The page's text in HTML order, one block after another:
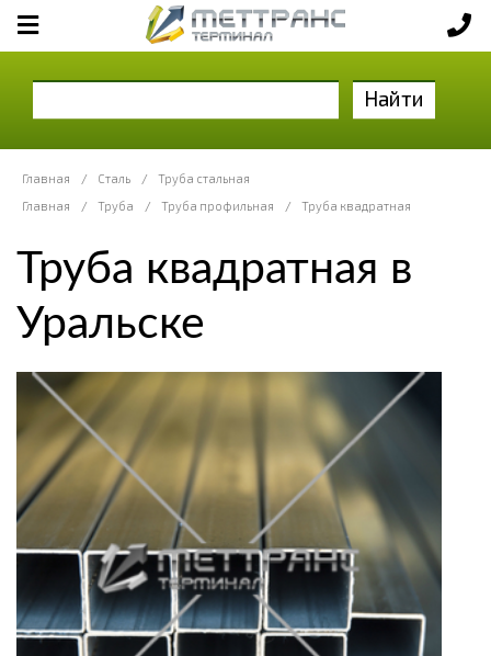
Найти
Главная / Сталь /
Труба стальная
Главная
/ Труба / Труба профильная / Труба квадратная
Труба квадратная в
Уральске